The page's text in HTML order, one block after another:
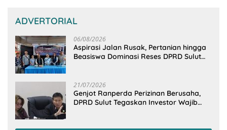
ADVERTORIAL
06/08/2026
Aspirasi Jalan Rusak, Pertanian hingga
Beasiswa Dominasi Reses DPRD Sulut
21/07/2026
Genjot Ranperda Perizinan Berusaha,
DPRD Sulut Tegaskan Investor Wajib